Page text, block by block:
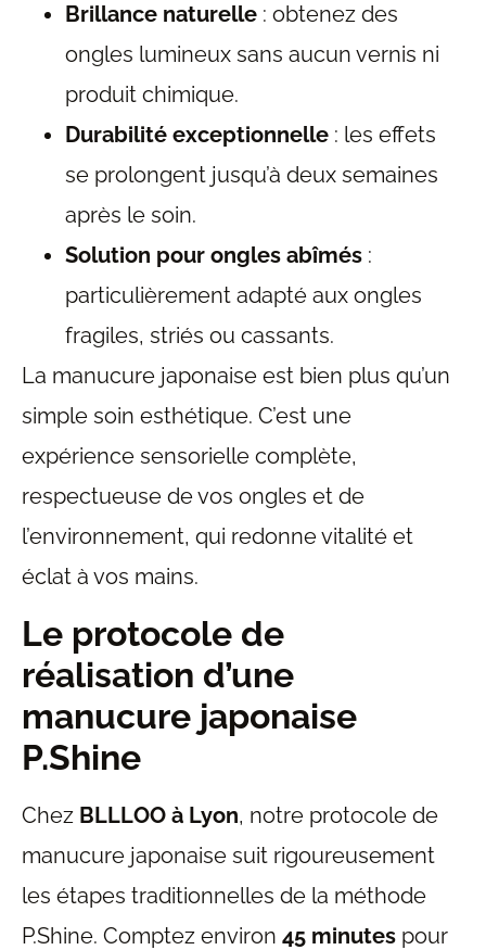
Brillance naturelle : obtenez des
ongles lumineux sans aucun vernis ni
produit chimique.
Durabilité exceptionnelle : les effets
se prolongent jusqu’à deux semaines
après le soin.
Solution pour ongles abîmés :
particulièrement adapté aux ongles
fragiles, striés ou cassants.
La manucure japonaise est bien plus qu’un
simple soin esthétique. C’est une
expérience sensorielle complète,
respectueuse de vos ongles et de
l’environnement, qui redonne vitalité et
éclat à vos mains.
Le protocole de
réalisation d’une
manucure japonaise
P.Shine
Chez BLLLOO à Lyon, notre protocole de
manucure japonaise suit rigoureusement
les étapes traditionnelles de la méthode
P.Shine. Comptez environ 45 minutes pour